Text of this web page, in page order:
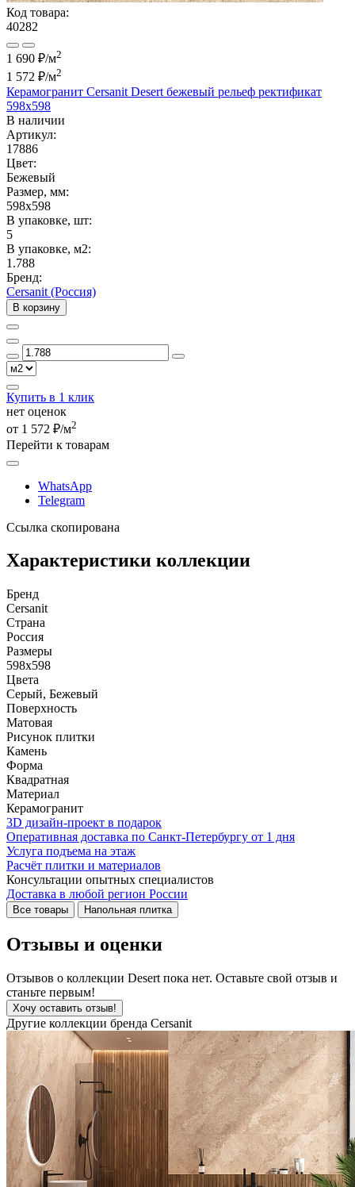
Код товара:
40282
1 690 ₽/м2
1 572 ₽/м2
Керамогранит Cersanit Desert бежевый рельеф ректификат
598x598
В наличии
Артикул:
17886
Цвет:
Бежевый
Размер, мм:
598x598
В упаковке, шт:
5
В упаковке, м2:
1.788
Бренд:
Cersanit (Россия)
В корзину
Купить в 1 клик
нет оценок
от 1 572 ₽/м2
Перейти к товарам
WhatsApp
Telegram
Ссылка скопирована
Характеристики коллекции
Бренд
Cersanit
Страна
Россия
Размеры
598x598
Цвета
Серый, Бежевый
Поверхность
Матовая
Рисунок плитки
Камень
Форма
Квадратная
Материал
Керамогранит
3D дизайн-проект в подарок
Оперативная доставка по Санкт-Петербургу от 1 дня
Услуга подъема на этаж
Расчёт плитки и материалов
Консультации опытных специалистов
Доставка в любой регион России
Все товары Напольная плитка
Отзывы и оценки
Отзывов о коллекции Desert пока нет. Оставьте свой отзыв и
станьте первым!
Хочу оставить отзыв!
Другие коллекции бренда Cersanit